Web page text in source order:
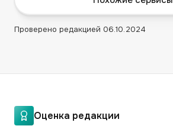
Проверено редакцией 06.10.2024
Оценка редакции